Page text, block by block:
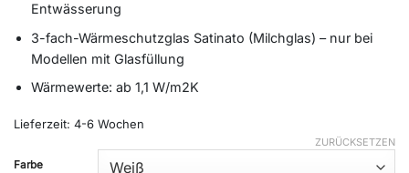
Entwässerung
3-fach-Wärmeschutzglas Satinato (Milchglas) – nur bei
Modellen mit Glasfüllung
Wärmewerte: ab 1,1 W/m2K
Lieferzeit: 4-6 Wochen
Farbe
ZURÜCKSETZEN